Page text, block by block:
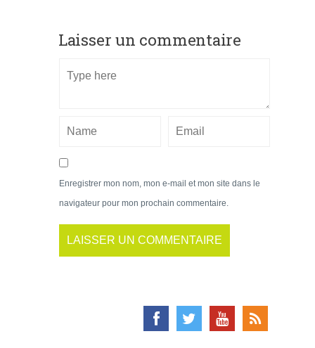
Laisser un commentaire
Enregistrer mon nom, mon e-mail et mon site dans le
navigateur pour mon prochain commentaire.